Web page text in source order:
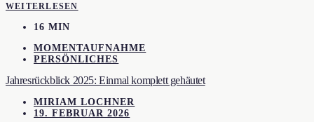
WEITERLESEN
16 MIN
MOMENTAUFNAHME
PERSÖNLICHES
Jahresrückblick 2025: Einmal komplett gehäutet
MIRIAM LOCHNER
19. FEBRUAR 2026